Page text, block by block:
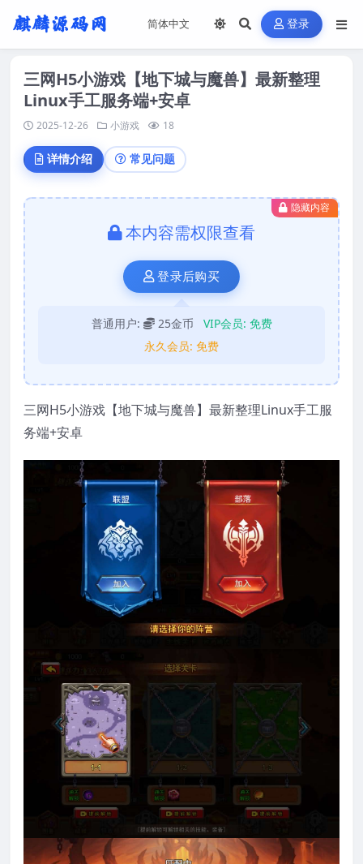
登录
三网H5小游戏【地下城与魔兽】最新整理
Linux手工服务端+安卓
2025-12-26 小游戏 18
详情介绍 常见问题
隐藏内容
本内容需权限查看
登录后购买
普通用户: 25金币 VIP会员: 免费
永久会员: 免费
三网H5小游戏【地下城与魔兽】最新整理Linux手工服
务端+安卓